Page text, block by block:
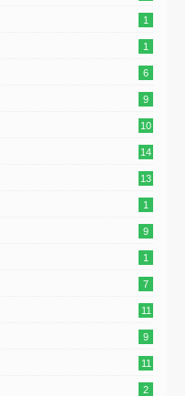
1
1
6
9
10
14
13
1
9
1
7
11
9
11
2